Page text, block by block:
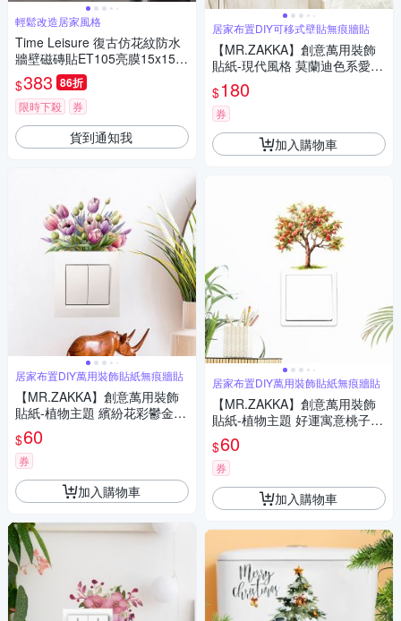
輕鬆改造居家風格
Time Leisure 復古仿花紋防水
牆壁磁磚貼ET105亮膜15x15c
m/24片裝
$383 86折
限時下殺 券
貨到通知我
居家布置DIY萬用裝飾貼紙無痕牆貼
【MR.ZAKKA】創意萬用裝飾
貼紙-植物主題 繽紛花彩鬱金香
居家布置 DIY可移式壁貼 無痕
壁貼 牆貼
$60
券
加入購物車
居家布置DIY可移式壁貼無痕牆貼
【MR.ZAKKA】創意萬用裝飾
貼紙-現代風格 莫蘭迪色系愛心
造型圖樣 7款任選 居家布置 DI
Y可移式壁貼 無痕壁貼 牆貼
$180
券
加入購物車
居家布置DIY萬用裝飾貼紙無痕牆貼
【MR.ZAKKA】創意萬用裝飾
貼紙-植物主題 好運寓意桃子樹
居家布置 DIY可移式壁貼 無痕
壁貼 牆貼
$60
券
加入購物車